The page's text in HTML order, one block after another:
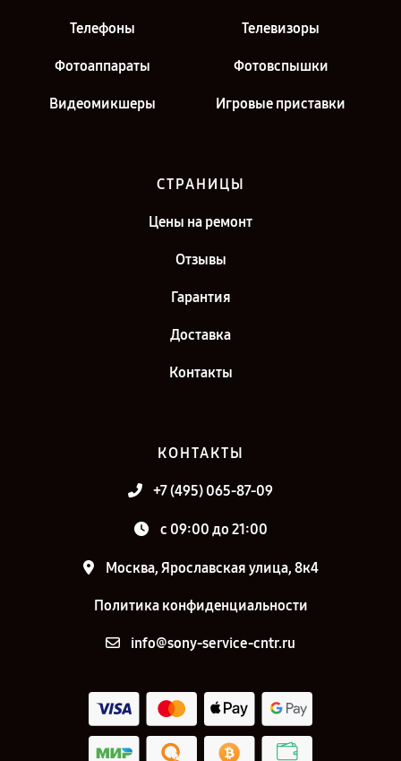
Телефоны Телевизоры
Фотоаппараты Фотовспышки
Видеомикшеры Игровые приставки
СТРАНИЦЫ
Цены на ремонт
Отзывы
Гарантия
Доставка
Контакты
КОНТАКТЫ
+7 (495) 065-87-09
c 09:00 до 21:00
Москва, Ярославская улица, 8к4
Политика конфиденциальности
info@sony-service-cntr.ru